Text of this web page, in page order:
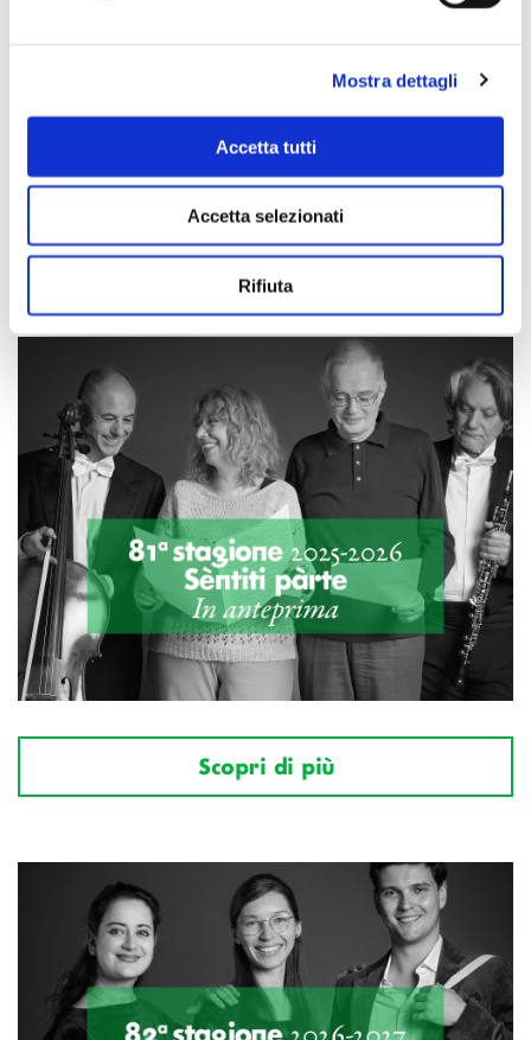
Mostra dettagli
Accetta tutti
Accetta selezionati
Rifiuta
CAVOUR E L’EUROPA – Convegno
VAI ALLE FOTO
Scopri di più